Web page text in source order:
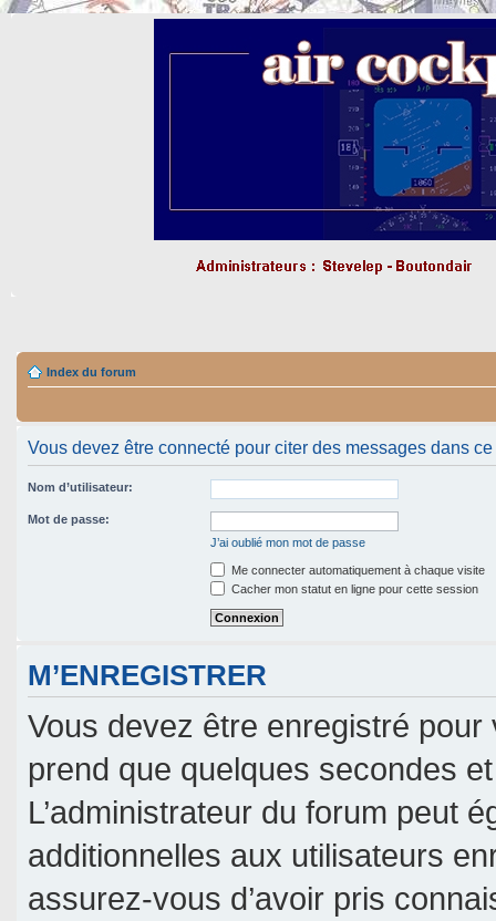
Index du forum
Vous devez être connecté pour citer des messages dans ce
Nom d’utilisateur:
Mot de passe:
J’ai oublié mon mot de passe
Me connecter automatiquement à chaque visite
Cacher mon statut en ligne pour cette session
M’ENREGISTRER
Vous devez être enregistré pour
prend que quelques secondes
L’administrateur du forum peut
additionnelles aux utilisateurs
assurez-vous d’avoir pris